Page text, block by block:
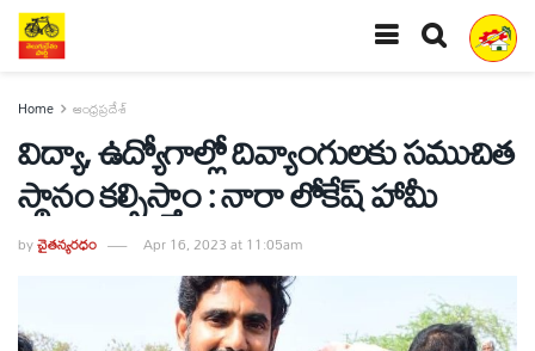
Home ఆంధ్రప్రదేశ్
విద్యా, ఉద్యోగాల్లో దివ్యాంగులకు సముచిత
స్థానం కల్పిస్తాం : నారా లోకేష్ హామీ
byచైతన్యరధం Apr 16, 2023 at 11:05am